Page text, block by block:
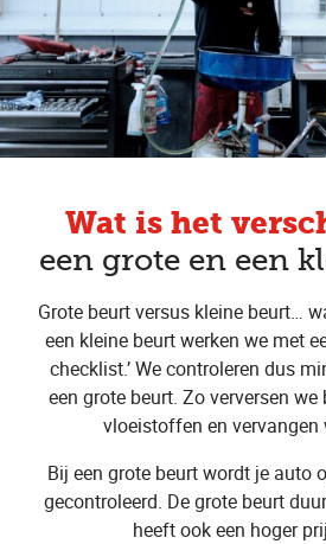
Wat is het
een grote en een
Grote beurt versus kleine beurt…
een kleine beurt werken we met
checklist.’ We controleren dus
een grote beurt. Zo verversen
vloeistoffen en vervangen
Bij een grote beurt wordt je auto
gecontroleerd. De grote beurt
heeft ook een hoger